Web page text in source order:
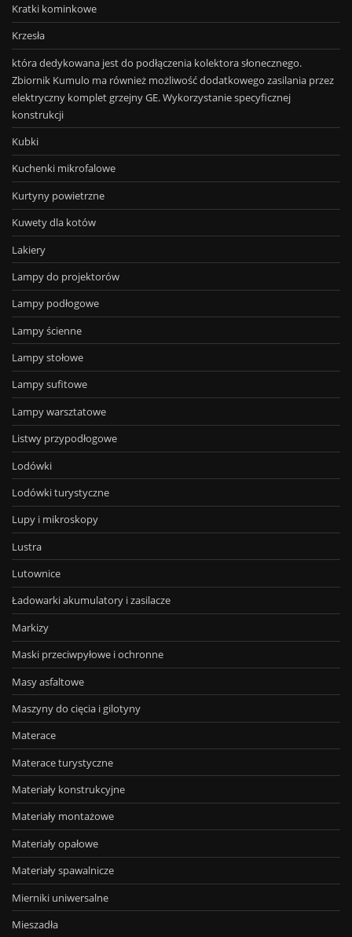
Kratki kominkowe
Krzesła
która dedykowana jest do podłączenia kolektora słonecznego.
Zbiornik Kumulo ma również możliwość dodatkowego zasilania przez
elektryczny komplet grzejny GE. Wykorzystanie specyficznej
konstrukcji
Kubki
Kuchenki mikrofalowe
Kurtyny powietrzne
Kuwety dla kotów
Lakiery
Lampy do projektorów
Lampy podłogowe
Lampy ścienne
Lampy stołowe
Lampy sufitowe
Lampy warsztatowe
Listwy przypodłogowe
Lodówki
Lodówki turystyczne
Lupy i mikroskopy
Lustra
Lutownice
Ładowarki akumulatory i zasilacze
Markizy
Maski przeciwpyłowe i ochronne
Masy asfaltowe
Maszyny do cięcia i gilotyny
Materace
Materace turystyczne
Materiały konstrukcyjne
Materiały montażowe
Materiały opałowe
Materiały spawalnicze
Mierniki uniwersalne
Mieszadła